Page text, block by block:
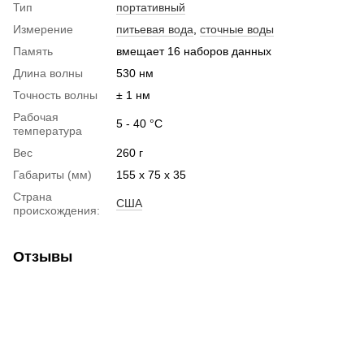
Тип
портативный
Измерение
питьевая вода, сточные воды
Память
вмещает 16 наборов данных
Длина волны
530 нм
Точность волны
± 1 нм
Рабочая
температура
5 - 40 °C
Вес
260 г
Габариты (мм)
155 х 75 х 35
Страна
происхождения:
США
Отзывы